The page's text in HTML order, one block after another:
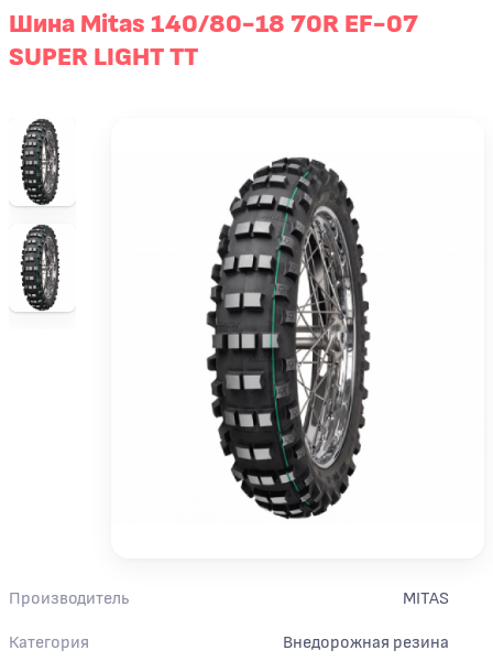
Шина Mitas 140/80-18 70R EF-07
SUPER LIGHT TT
Производитель MITAS
Категория Внедорожная резина